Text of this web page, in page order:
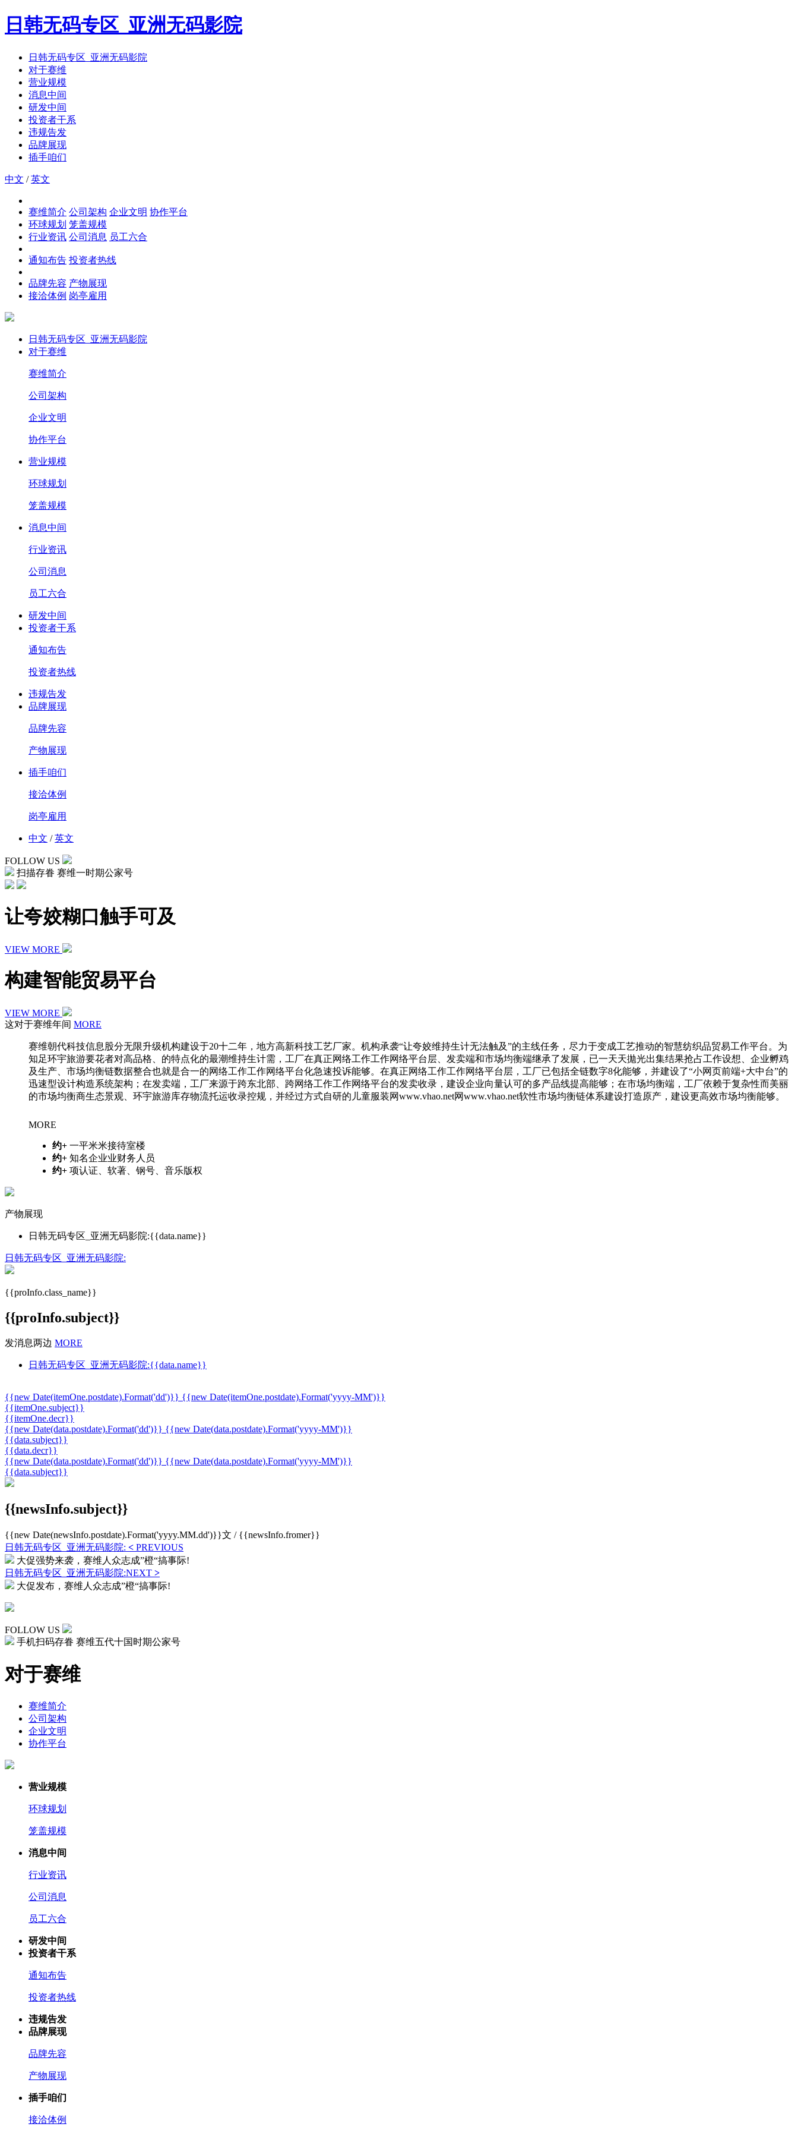
日韩无码专区_亚洲无码影院
日韩无码专区_亚洲无码影院
对于赛维
营业规模
消息中间
研发中间
投资者干系
违规告发
品牌展现
插手咱们
中文 /英文
赛维简介 公司架构 企业文明 协作平台
环球规划 笼盖规模
行业资讯 公司消息 员工六合
通知布告 投资者热线
品牌先容 产物展现
接洽体例 岗亭雇用
日韩无码专区_亚洲无码影院
对于赛维
赛维简介
公司架构
企业文明
协作平台
营业规模
环球规划
笼盖规模
消息中间
行业资讯
公司消息
员工六合
研发中间
投资者干系
通知布告
投资者热线
违规告发
品牌展现
品牌先容
产物展现
插手咱们
接洽体例
岗亭雇用
中文 /英文
FOLLOW US
扫描存眷 赛维一时期公家号
让夸姣糊口触手可及
VIEW MORE
构建智能贸易平台
VIEW MORE
这对于赛维年间 MORE
赛维朝代科技信息股分无限升级机构建设于20十二年，地方高新科技工艺厂家。机构承袭“让夸姣维持生计无法触及”的主线任务，尽力于变成工艺推动的智慧纺织品贸易工作平台。为
知足环宇旅游要花者对高品格、的特点化的最潮维持生计需，工厂在真正网络工作工作网络平台层、发卖端和市场均衡端继承了发展，已一天天拋光出集结果抢占工作设想、企业孵鸡
及生产、市场均衡链数据整合也就是合一的网络工作工作网络平台化急速投诉能够。在真正网络工作工作网络平台层，工厂已包括全链数字8化能够，并建设了“小网页前端+大中台”的
迅速型设计构造系统架构；在发卖端，工厂来源于跨东北部、跨网络工作工作网络平台的发卖收录，建设企业向量认可的多产品线提高能够；在市场均衡端，工厂依赖于复杂性而美丽
的市场均衡商生态景观、环宇旅游库存物流托运收录控规，并经过方式自研的儿童服装网www.vhao.net网www.vhao.net软性市场均衡链体系建设打造原产，建设更高效市场均衡能够。
MORE
约+ 一平米米接待室楼
约+ 知名企业业财务人员
约+ 项认证、软著、钢号、音乐版权
产物展现
日韩无码专区_亚洲无码影院:{{data.name}}
日韩无码专区_亚洲无码影院:
{{proInfo.class_name}}
{{proInfo.subject}}
发消息两边 MORE
日韩无码专区_亚洲无码影院:{{data.name}}
{{new Date(itemOne.postdate).Format('dd')}} {{new Date(itemOne.postdate).Format('yyyy-MM')}}
{{itemOne.subject}}
{{itemOne.decr}}
{{new Date(data.postdate).Format('dd')}} {{new Date(data.postdate).Format('yyyy-MM')}}
{{data.subject}}
{{data.decr}}
{{new Date(data.postdate).Format('dd')}} {{new Date(data.postdate).Format('yyyy-MM')}}
{{data.subject}}
{{newsInfo.subject}}
{{new Date(newsInfo.postdate).Format('yyyy.MM.dd')}}文 / {{newsInfo.fromer}}
日韩无码专区_亚洲无码影院: < PREVIOUS
大促强势来袭，赛维人众志成”橙“搞事际!
日韩无码专区_亚洲无码影院:NEXT >
大促发布，赛维人众志成”橙“搞事际!
FOLLOW US
手机扫码存眷 赛维五代十国时期公家号
对于赛维
赛维简介
公司架构
企业文明
协作平台
营业规模
环球规划
笼盖规模
消息中间
行业资讯
公司消息
员工六合
研发中间
投资者干系
通知布告
投资者热线
违规告发
品牌展现
品牌先容
产物展现
插手咱们
接洽体例